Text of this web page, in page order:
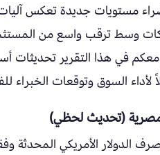
مستويات جديدة تعكس آليات
وسط ترقب واسع من
معكم في هذا التقرير تحديثات
لأداء السوق وتوقعات الخبراء
(تحديث لحظي)
الدولار الأمريكي المحدثة